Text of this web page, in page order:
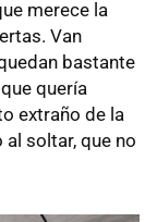
merece la
Van
bastante
quería
extraño de la
soltar, que no